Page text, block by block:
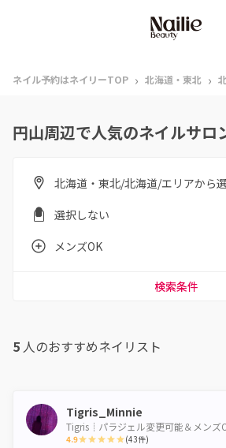
ネイル予約はネイリーTOP › 北海道・東北 ›
円山周辺で人気のネイルサロ
北海道・東北/北海道/エリアから
選択しない
メンズOK
検索条件
5 人のおすすめネイリスト
Tigris_Minnie
Tigris┊︎パラジェル変更可能＆メンズ
4.9 (43件)